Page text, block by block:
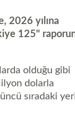
2026 yılına
125"
olduğu gibi
dolarla
sıradaki